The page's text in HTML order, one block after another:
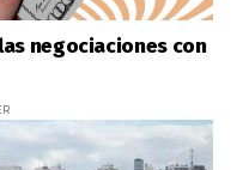
negociaciones con